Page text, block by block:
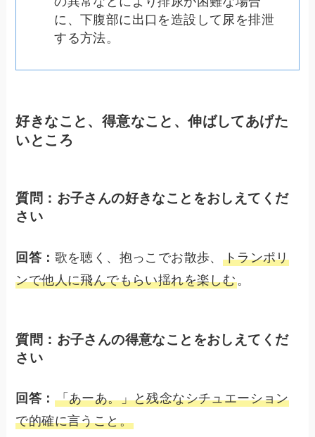
に、下腹部に出口を造設して尿を排泄
する方法。
好きなこと、得意なこと、伸ばしてあげた
いところ
質問：お子さんの好きなことをおしえてくだ
さい
回答： 歌を聴く、抱っこでお散歩、 トランポリ
ンで他人に飛んでもらい揺れを楽しむ。
質問：お子さんの得意なことをおしえてくだ
さい
回答： 「あーあ。」と残念なシチュエーション
で的確に言うこと。